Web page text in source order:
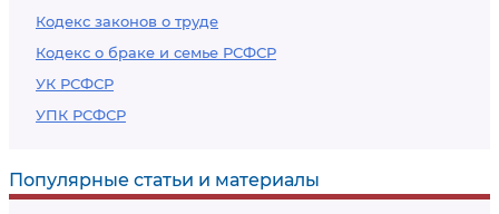
Кодекс законов о труде
Кодекс о браке и семье РСФСР
УК РСФСР
УПК РСФСР
Популярные статьи и материалы